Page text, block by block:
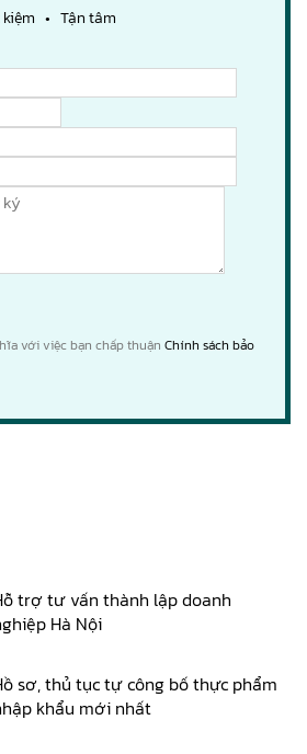
• Tận tâm
với việc bạn chấp thuận Chính sách bảo
trợ tư vấn thành lập doanh
Hà Nội
sơ, thủ tục tự công bố thực phẩm
khẩu mới nhất